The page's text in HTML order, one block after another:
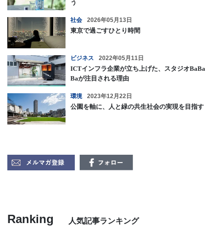
う
社会 2026年05月13日
東京で過ごすひとり時間
ビジネス 2022年05月11日
ICTインフラ企業が立ち上げた、スタジオBaBa
Baが注目される理由
環境 2023年12月22日
公園を軸に、人と緑の共生社会の実現を目指す
Ranking 人気記事ランキング